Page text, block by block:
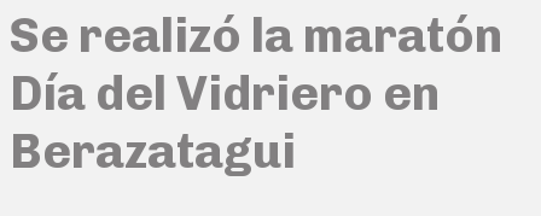
Se realizó la maratón
Día del Vidriero en
Berazatagui